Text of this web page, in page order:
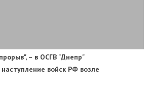
– в ОСГВ "Днепр"
войск РФ возле